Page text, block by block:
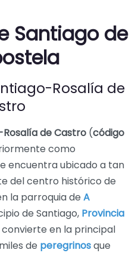
Santiago de
Rosalía de
de Castro (código
como
encuentra ubicado a tan
del centro histórico de
la parroquia de A
de Santiago, Provincia
en la principal
de peregrinosque